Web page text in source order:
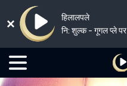
हिलालपले
नि: शुल्क - गूगल प्ले पर